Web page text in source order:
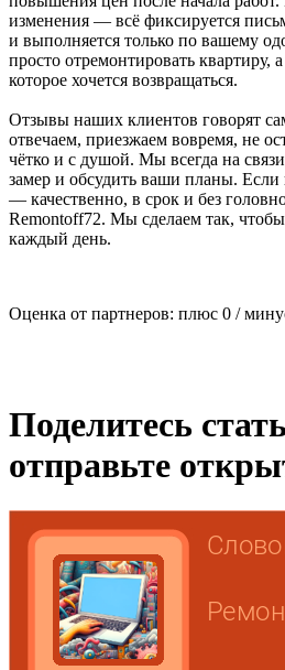
изменения — всё фиксируется
и выполняется только по вашему
просто отремонтировать квартиру,
которое хочется возвращаться.
Отзывы наших клиентов говорят
отвечаем, приезжаем вовремя, не
чётко и с душой. Мы всегда на
замер и обсудить ваши планы. Если
— качественно, в срок и без
Remontoff72. Мы сделаем так, чтобы
каждый день.
Оценка от партнеров: плюс 0 /
Поделитесь
отправьте